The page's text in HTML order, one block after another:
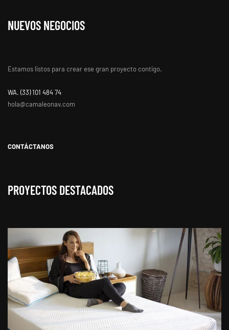
NUEVOS NEGOCIOS
Estamos listos para crear ese gran proyecto contigo.
WA. ‭(33) 101 484 74
hola@camaleonav.com
CONTÁCTANOS
PROYECTOS DESTACADOS